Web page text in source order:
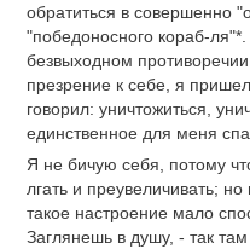
обратиться в совершенно
"победоносного кораб-
безвыходном
презрение к себе, я
говорил: уничтожиться,
единственное для меня
Я не бичую себя, потому
лгать и преувеличивать;
такое настроение мало
Заглянешь в душу, - так